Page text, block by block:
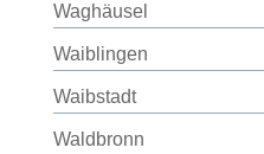
Waghäusel
Waiblingen
Waibstadt
Waldbronn